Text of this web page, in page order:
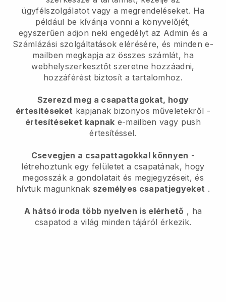
ügyfélszolgálatot vagy a megrendeléseket. Ha
például be kívánja vonni a könyvelőjét,
egyszerűen adjon neki engedélyt az Admin és a
Számlázási szolgáltatások elérésére, és minden e-
mailben megkapja az összes számlát, ha
webhelyszerkesztőt szeretne hozzáadni,
hozzáférést biztosít a tartalomhoz.
Szerezd meg a csapattagokat, hogy
értesítéseket kapjanak bizonyos műveletekről -
értesítéseket kapnak e-mailben vagy push
értesítéssel.
Csevegjen a csapattagokkal könnyen -
létrehoztunk egy felületet a csapatának, hogy
megosszák a gondolatait és megjegyzéseit, és
hívtuk magunknak személyes csapatjegyeket .
A hátsó iroda több nyelven is elérhető , ha
csapatod a világ minden tájáról érkezik.